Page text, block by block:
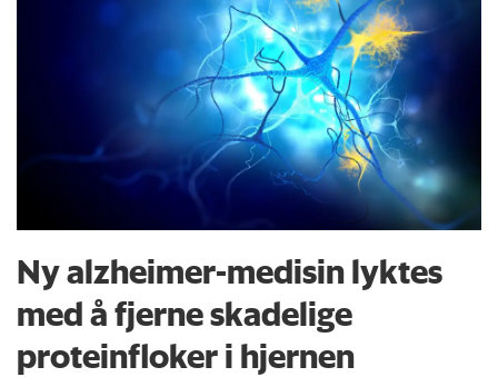
Ny alzheimer-medisin lyktes
med å fjerne skadelige
proteinfloker i hjernen